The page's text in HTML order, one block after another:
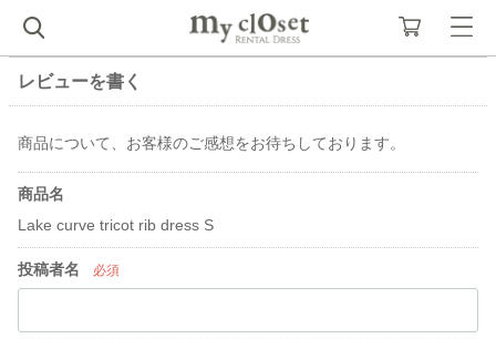
レビューを書く
商品について、お客様のご感想をお待ちしております。
商品名
Lake curve tricot rib dress S
投稿者名 必須